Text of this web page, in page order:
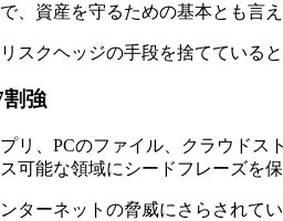
、資産を守るための基本とも言
スクヘッジの手段を捨てていると
割強
リ、PCのファイル、クラウドス
可能な領域にシードフレーズを
ターネットの脅威にさらされてい